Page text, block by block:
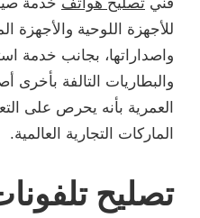
للأجهزة اللوحية والأجهزة
واصداراتها، بجانب خدمة
والبطاريات التالفة بأخرى
العمرية بأنه يحرص على
الماركات التجارية العالمية.
تصليح